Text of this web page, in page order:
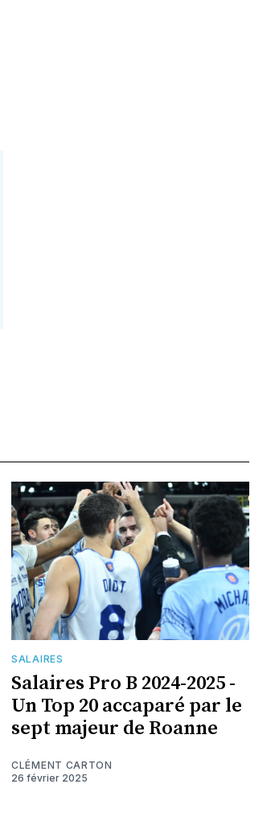
SALAIRES
Salaires Pro B 2024-2025 -
Un Top 20 accaparé par le
sept majeur de Roanne
CLÉMENT CARTON
26 février 2025